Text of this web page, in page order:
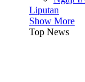
Liputan
Show More
Top News